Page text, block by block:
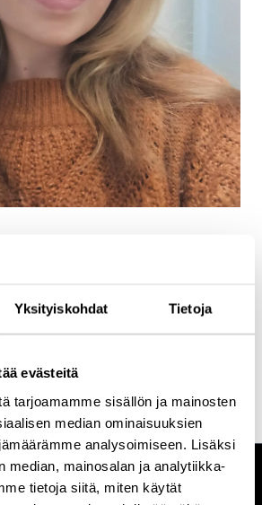
Yksityiskohdat Tietoja
evästeitä
tarjoamamme sisällön ja mainosten
median ominaisuuksien
analysoimiseen. Lisäksi
median, mainosalan ja analytiikka-
tietoja siitä, miten käytät